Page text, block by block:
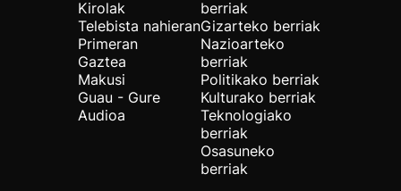
Kirolak
Telebista nahieran
Primeran
Gaztea
Makusi
Guau - Gure
Audioa
berriak
Gizarteko berriak
Nazioarteko
berriak
Politikako berriak
Kulturako berriak
Teknologiako
berriak
Osasuneko
berriak